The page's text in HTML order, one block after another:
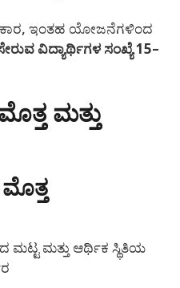
ಇಂತಹ ಯೋಜನೆಗಳಿಂದ
ವಿದ್ಯಾರ್ಥಿಗಳ ಸಂಖ್ಯೆ 15–
ಮತ್ತು
ಮಟ್ಟ ಮತ್ತು ಆರ್ಥಿಕ ಸ್ಥಿತಿಯ